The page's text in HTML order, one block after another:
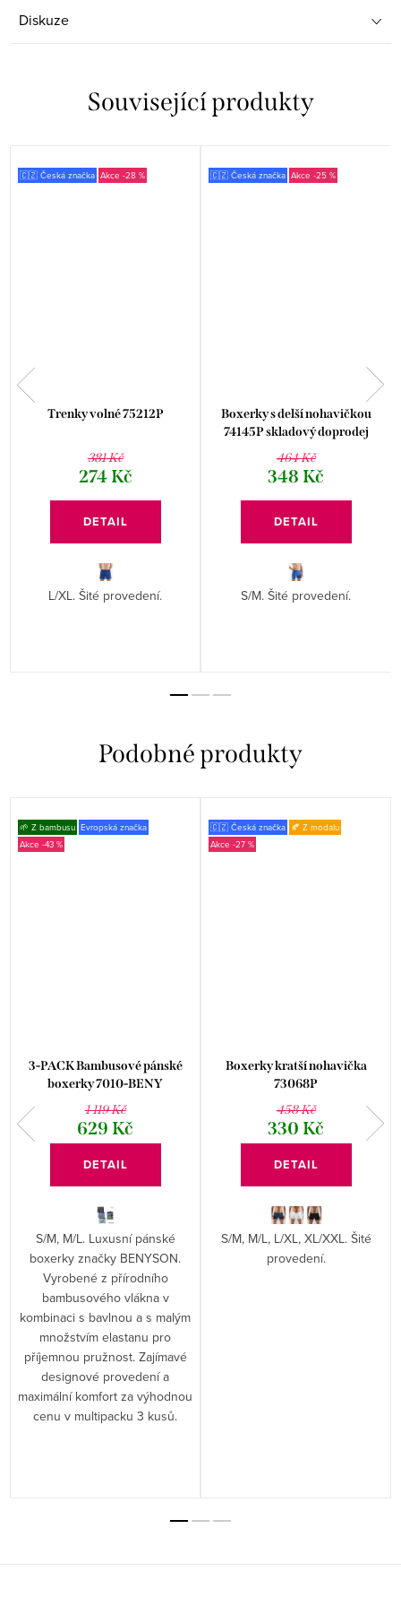
Diskuze
Související produkty
🇨🇿 Česká značka -28 %
Trenky volné 75212P
381 Kč
274 Kč
DETAIL
L/XL. Šité provedení.
🇨🇿 Česká značka -25 %
Boxerky s delší nohavičkou
74145P skladový doprodej
464 Kč
348 Kč
DETAIL
S/M. Šité provedení.
🌱 Z bambusu Evropská značka
-43 %
3-PACK Bambusové pánské
boxerky 7010-BENY
1 119 Kč
629 Kč
DETAIL
S/M, M/L. Luxusní pánské
boxerky značky BENYSON.
Vyrobené z přírodního
bambusového vlákna v
kombinaci s bavlnou a s malým
množstvím elastanu pro
příjemnou pružnost. Zajímavé
designové provedení a
maximální komfort za výhodnou
cenu v multipacku 3 kusů.
🇨🇿 Česká značka 🍂 Z modalu
-27 %
Boxerky kratší nohavička
73068P
458 Kč
330 Kč
DETAIL
S/M, M/L, L/XL, XL/XXL. Šité
provedení.